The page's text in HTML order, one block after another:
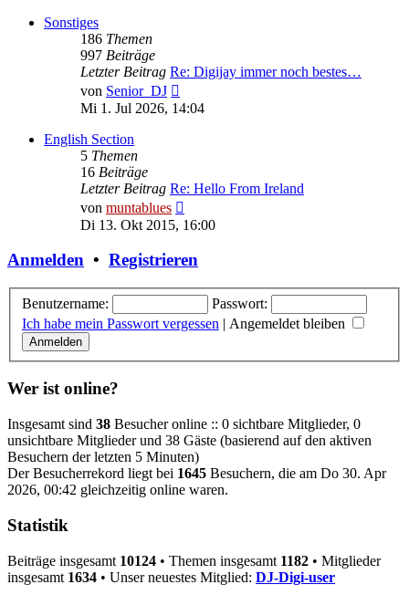
Sonstiges
186 Themen
997 Beiträge
Letzter Beitrag Re: Digijay immer noch bestes…
von Senior_DJ
Beitrag
Mi 1. Jul 2026, 14:04
English Section
5 Themen
16 Beiträge
Letzter Beitrag Re: Hello From Ireland
von muntablues
Beitrag
Di 13. Okt 2015, 16:00
Anmelden • Registrieren
Benutzername:
Passwort:
Ich habe mein Passwort vergessen | Angemeldet bleiben
Wer ist online?
Insgesamt sind 38 Besucher online :: 0 sichtbare Mitglieder, 0
unsichtbare Mitglieder und 38 Gäste (basierend auf den aktiven
Besuchern der letzten 5 Minuten)
Der Besucherrekord liegt bei 1645 Besuchern, die am Do 30. Apr
2026, 00:42 gleichzeitig online waren.
Statistik
Beiträge insgesamt 10124 • Themen insgesamt 1182 • Mitglieder
insgesamt 1634 • Unser neuestes Mitglied: DJ-Digi-user